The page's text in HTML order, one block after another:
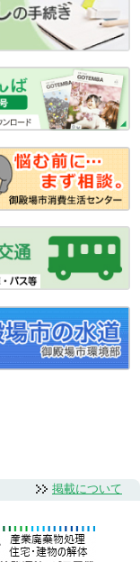
掲載について